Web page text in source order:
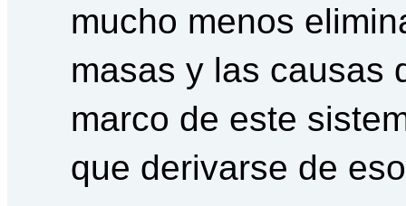
mucho menos
masas y las causas
marco de este
que derivarse de